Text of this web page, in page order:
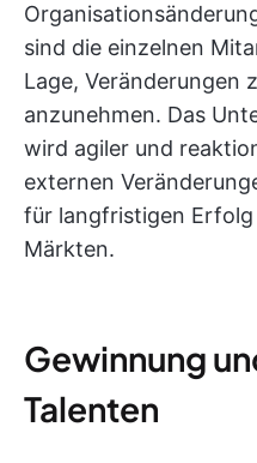
sind die einzelnen
Lage, Veränderungen
anzunehmen. Das
wird agiler und
externen
für langfristigen
Märkten.
Gewinnung
Talenten